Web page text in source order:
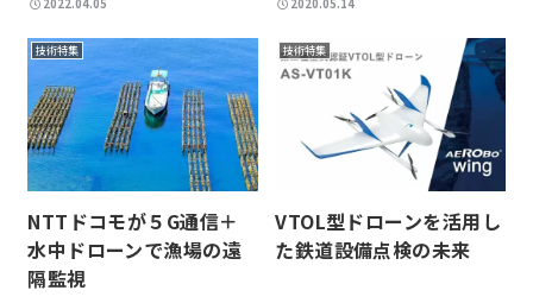
技術特集
NTTドコモが５G通信＋
水中ドローンで漁場の遠
隔監視
技術特集
VTOL型ドローンを活用し
た鉄道設備点検の未来